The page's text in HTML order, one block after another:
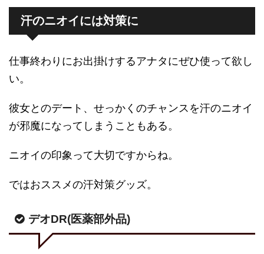
汗のニオイには対策に
仕事終わりにお出掛けするアナタにぜひ使って欲し
い。
彼女とのデート、せっかくのチャンスを汗のニオイ
が邪魔になってしまうこともある。
ニオイの印象って大切ですからね。
ではおススメの汗対策グッズ。
デオDR(医薬部外品)